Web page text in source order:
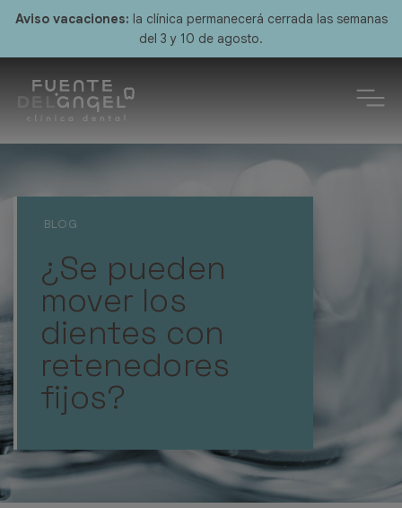
Aviso vacaciones: la clínica permanecerá cerrada las semanas
del 3 y 10 de agosto.
¿Se pueden
mover los
dientes con
retenedores
fijos?